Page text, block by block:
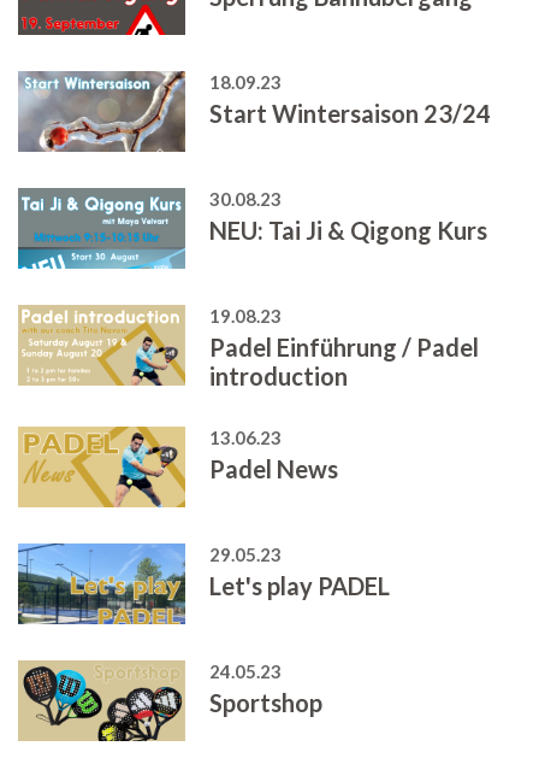
18.09.23
Start Wintersaison 23/24
30.08.23
NEU: Tai Ji & Qigong Kurs
19.08.23
Padel Einführung / Padel
introduction
13.06.23
Padel News
29.05.23
Let's play PADEL
24.05.23
Sportshop